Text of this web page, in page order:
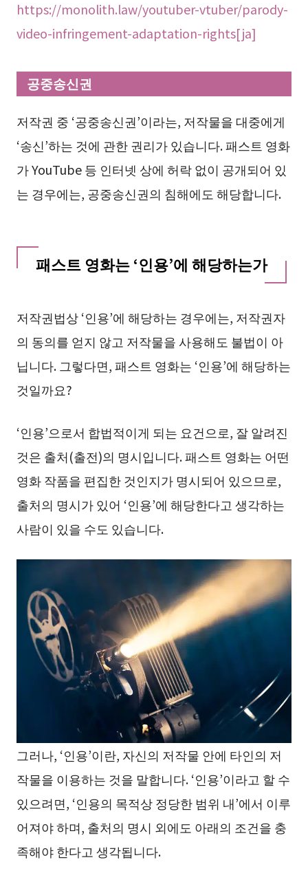
https://monolith.law/youtuber-vtuber/parody-
video-infringement-adaptation-rights[ja]
공중송신권
저작권 중 ‘공중송신권’이라는, 저작물을 대중에게
‘송신’하는 것에 관한 권리가 있습니다. 패스트 영화
가 YouTube 등 인터넷 상에 허락 없이 공개되어 있
는 경우에는, 공중송신권의 침해에도 해당합니다.
패스트 영화는 ‘인용’에 해당하는가
저작권법상 ‘인용’에 해당하는 경우에는, 저작권자
의 동의를 얻지 않고 저작물을 사용해도 불법이 아
닙니다. 그렇다면, 패스트 영화는 ‘인용’에 해당하는
것일까요?
‘인용’으로서 합법적이게 되는 요건으로, 잘 알려진
것은 출처(출전)의 명시입니다. 패스트 영화는 어떤
영화 작품을 편집한 것인지가 명시되어 있으므로,
출처의 명시가 있어 ‘인용’에 해당한다고 생각하는
사람이 있을 수도 있습니다.
그러나, ‘인용’이란, 자신의 저작물 안에 타인의 저
작물을 이용하는 것을 말합니다. ‘인용’이라고 할 수
있으려면, ‘인용의 목적상 정당한 범위 내’에서 이루
어져야 하며, 출처의 명시 외에도 아래의 조건을 충
족해야 한다고 생각됩니다.